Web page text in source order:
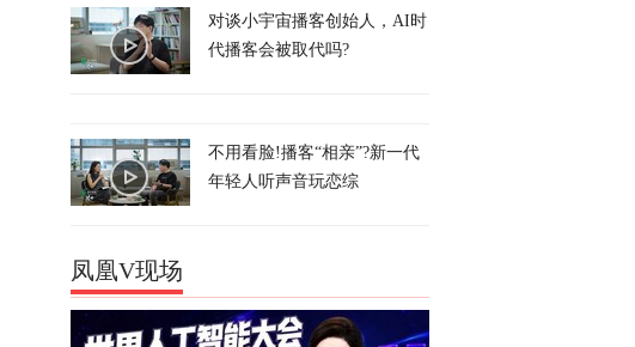
对谈小宇宙播客创始人，AI时
代播客会被取代吗?
不用看脸!播客“相亲”?新一代
年轻人听声音玩恋综
凤凰V现场